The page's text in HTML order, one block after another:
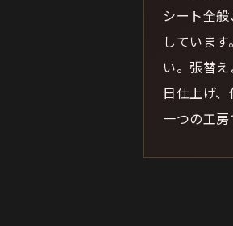
シート全
していま
い。張替
日仕上げ
一つの工